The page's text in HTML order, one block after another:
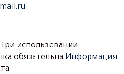
использовании
обязательна.Информация